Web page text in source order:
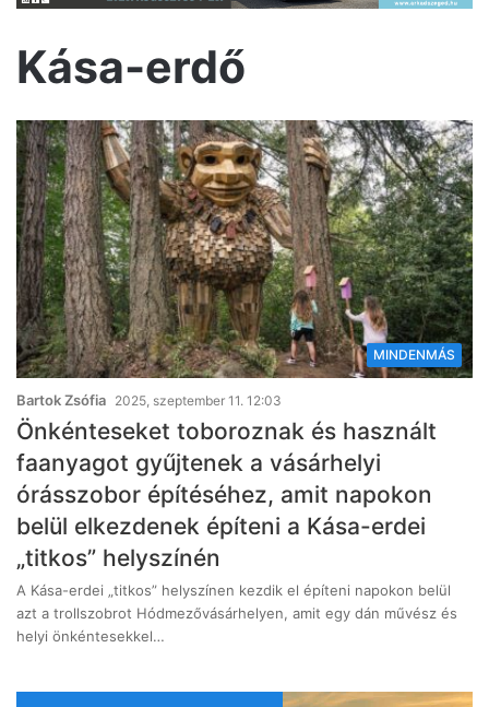
Kása-erdő
MINDENMÁS
Bartok Zsófia 2025, szeptember 11. 12:03
Önkénteseket toboroznak és használt
faanyagot gyűjtenek a vásárhelyi
órásszobor építéséhez, amit napokon
belül elkezdenek építeni a Kása-erdei
„titkos” helyszínén
A Kása-erdei „titkos” helyszínen kezdik el építeni napokon belül
azt a trollszobrot Hódmezővásárhelyen, amit egy dán művész és
helyi önkéntesekkel…